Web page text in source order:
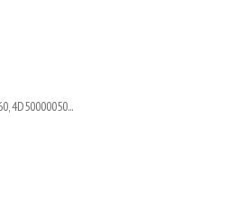
4D50000050...